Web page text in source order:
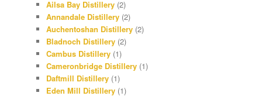
Ailsa Bay Distillery (2)
Annandale Distillery (2)
Auchentoshan Distillery (2)
Bladnoch Distillery (2)
Cambus Distillery (1)
Cameronbridge Distillery (1)
Daftmill Distillery (1)
Eden Mill Distillery (1)